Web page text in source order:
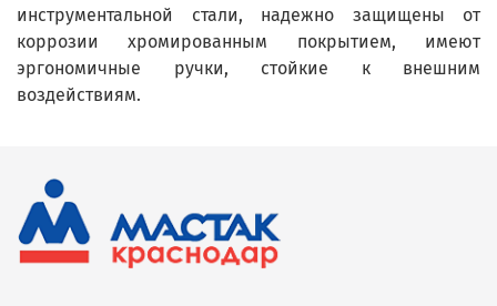
инструментальной стали, надежно защищены от
коррозии хромированным покрытием, имеют
эргономичные ручки, стойкие к внешним
воздействиям.